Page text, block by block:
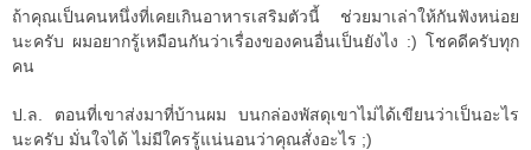
ถ้าคุณเป็นคนหนึ่งที่เคยเกินอาหารเสริมตัวนี้ ช่วยมาเล่าให้กันฟังหน่อย
นะครับ ผมอยากรู้เหมือนกันว่าเรื่องของคนอื่นเป็นยังไง :) โชคดีครับทุก
คน
ป.ล. ตอนที่เขาส่งมาที่บ้านผม บนกล่องพัสดุเขาไม่ได้เขียนว่าเป็นอะไร
นะครับ มั่นใจได้ ไม่มีใครรู้แน่นอนว่าคุณสั่งอะไร ;)